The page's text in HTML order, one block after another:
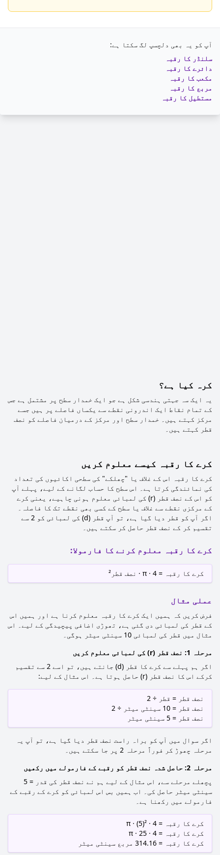
آپ کو یہ بھی دلچسپ لگ سکتا ہے:
سلنڈر کا رقبہ
دائرے کا رقبہ
مکعب کا رقبہ
مربع کا رقبہ
مستطیل کا رقبہ
کرہ کیا ہے؟
یہ ایک سہ جہتی ہندسی شکل ہے جو ایک خمدار سطح پر مشتمل ہے جس
کے تمام نقاط ایک اندرونی نقطے سے یکساں فاصلے پر ہیں جسے
مرکز کہتے ہیں۔ خمدار سطح اور مرکز کے درمیان فاصلے کو نصف
قطر کہتے ہیں۔
کرے کا رقبہ کیسے معلوم کریں
کرے کا رقبہ اس کے غلاف یا "چھلکے" کی سطحی اکائیوں کی تعداد
کی نمائندگی کرتا ہے۔ اس سطح کا حساب لگانے کے لیے، پہلے آپ
کو اس کے نصف قطر (r) کی لمبائی معلوم ہونی چاہیے، یعنی کرے
کے مرکزی نقطے سے غلاف یا سطح کے کسی بھی نقطے تک کا فاصلہ۔
اگر آپ کو قطر دیا گیا ہے، تو آپ قطر (d) کی لمبائی کو 2 سے
تقسیم کر کے نصف قطر حاصل کر سکتے ہیں۔
کرے کا رقبہ معلوم کرنے کا فارمولا:
کرے کا رقبہ = 4 · π · نصف قطر²
عملی مثال
فرض کریں کہ ہمیں ایک کرے کا رقبہ معلوم کرنا ہے اور ہمیں اس
کے قطر کی لمبائی دی گئی ہے، تھوڑی اضافی پیچیدگی کے لیے۔ اس
مثال میں قطر کی لمبائی 10 سینٹی میٹر ہوگی۔
مرحلہ 1: نصف قطر (r) کی لمبائی معلوم کریں
اگر ہم پہلے سے کرے کا قطر (d) جانتے ہیں، تو اسے 2 سے تقسیم
کرکے اس کا نصف قطر (r) حاصل ہوتا ہے۔ اس مثال کے لیے:
نصف قطر = قطر ÷ 2
نصف قطر = 10 سینٹی میٹر ÷ 2
نصف قطر = 5 سینٹی میٹر
اگر سوال میں آپ کو براہ راست نصف قطر دیا گیا ہے، تو آپ یہ
مرحلہ چھوڑ کر فوراً مرحلہ 2 پر جا سکتے ہیں۔
مرحلہ 2: حاصل شدہ نصف قطر کو رقبے کے فارمولے میں رکھیں
پچھلے مرحلے سے، اس مثال کے لیے ہم نے نصف قطر کی قدر = 5
سینٹی میٹر حاصل کی۔ اب ہمیں بس اس لمبائی کو کرے کے رقبے کے
فارمولے میں رکھنا ہے۔
کرے کا رقبہ = 4 · π · (5)²
کرے کا رقبہ = 4 · π · 25
کرے کا رقبہ = 314.16 مربع سینٹی میٹر